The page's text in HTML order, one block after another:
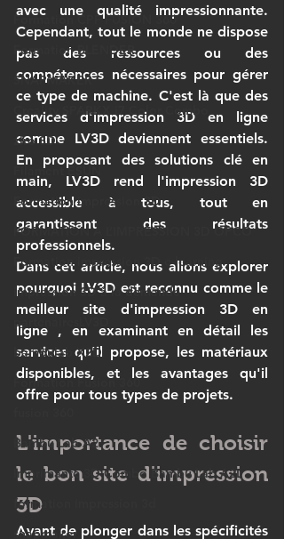
Formation CPF FUSION 360
Formation BLENDER
SNAPMAKER
Creality SPARKX i7 Color Combo
ziro 3D
Filament ESUN
Formation impression 3D
FORMATION À L’IMPRESSION 3D OPCO
Formation impression 3D e-learning
impression 3D à la demande
partenairesLV3D
bambulab X2D
Formation Fusion 360
Bambu Lab A2
Imprimante 3D Combo Bambu Lab A2L
formation impression 3d
snapmaker
avec une qualité impressionnante.
Cependant, tout le monde ne dispose
pas des ressources ou des
compétences nécessaires pour gérer
ce type de machine. C'est là que des
services d'impression 3D en ligne
comme LV3D deviennent essentiels.
En proposant des solutions clé en
main, LV3D rend l'impression 3D
accessible à tous, tout en
garantissant des résultats
professionnels.
Dans cet article, nous allons explorer
pourquoi LV3D
meilleur site d'impression 3D en
ligne , en examinant en détail les
services qu'il propose, les matériaux
disponibles, et les avantages qu'il
offre pour tous types de projets.
L'importance de choisir
le bon site d'impression
3D
Avant de plonger dans les spécificités